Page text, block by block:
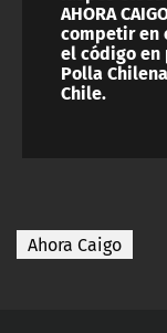
AHORA
competir en
el código
Polla
Chile.
Ahora Caigo